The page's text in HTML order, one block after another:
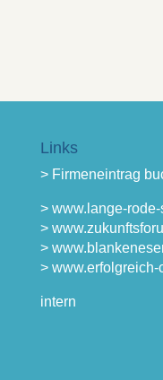
Links
> Firmeneintrag
> www.lange-
>
>
> www.erfolgreich-
intern